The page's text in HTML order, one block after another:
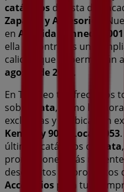
catálogos de esta
Zapatos y Accesorios
.
en Avenida Kennedy 9001
ella encontrarás una
calidad que te permitirán
agosto de 2026 .
En Tiendeo te ofrecemos
sobre
Bata, como los
exclusivas y la ubicación
Kennedy 9001 Local 1053
últimos catálogos de
Bata
promociones más
descuentos en productos
Accesorios para tus